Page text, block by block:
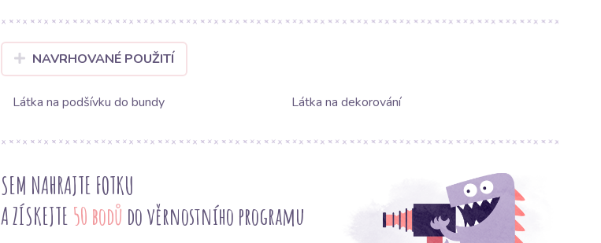
NAVRHOVANÉ POUŽITÍ
Látka na podšívku do bundy Látka na dekorování
SEM NAHRAJTE FOTKU
A ZÍSKEJTE 50 bodů do věrnostního programu